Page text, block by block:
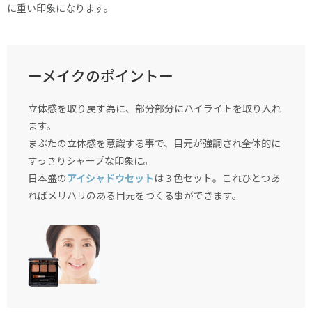
に重い印象になります。
ーメイクのポイントー
立体感を取り戻す為に、部分部分にハイライトを取り入れ
ます。
まぶたの立体感を意識する事で、目元が強調され全体的に
すっきりシャープな印象に。
日本盛の アイシャドウセットは３色セット。これひとつあ
ればメリハリのある目元をつくる事ができます。